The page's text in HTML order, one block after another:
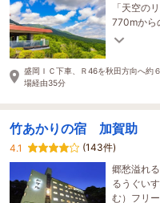
「天空の
770mから
景」のマ
盛岡ＩＣ下車、Ｒ46を秋田方向へ約
場経由35分
竹あかりの宿 加賀助
4.1
(143件)
郷愁溢れ
るうぐい
む）フリ